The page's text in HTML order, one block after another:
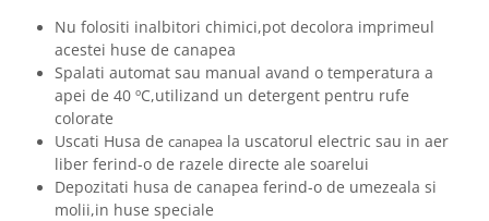
Nu folositi inalbitori chimici,pot decolora imprimeul
acestei huse de canapea
Spalati automat sau manual avand o temperatura a
apei de 40 ºC,utilizand un detergent pentru rufe
colorate
Uscati Husa de canapea la uscatorul electric sau in aer
liber ferind-o de razele directe ale soarelui
Depozitati husa de canapea ferind-o de umezeala si
molii,in huse speciale